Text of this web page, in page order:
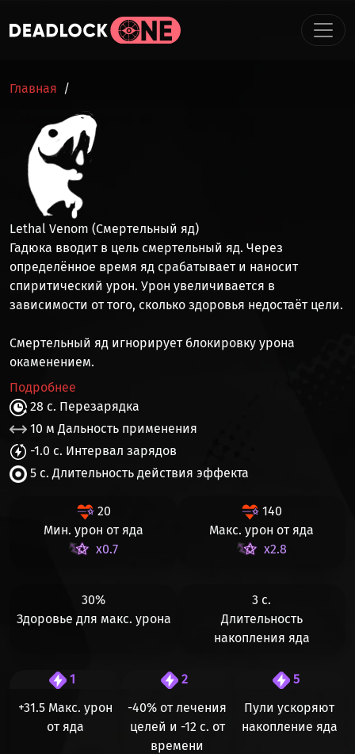
СТРОКА НАВИГАЦИИ
Главная
Lethal Venom (Смертельный яд)
Гадюка вводит в цель смертельный яд. Через
определённое время яд срабатывает и наносит
спиритический урон. Урон увеличивается в
зависимости от того, сколько здоровья недостаёт цели.
Смертельный яд игнорирует блокировку урона
окаменением.
Подробнее
28 с. Перезарядка
10 м Дальность применения
-1.0 с. Интервал зарядов
5 с. Длительность действия эффекта
20
Мин. урон от яда
x0.7
140
Макс. урон от яда
x2.8
30%
Здоровье для макс. урона
3 с.
Длительность
накопления яда
1
+31.5 Макс. урон
от яда
2
-40% от лечения
целей и -12 с. от
времени
5
Пули ускоряют
накопление яда